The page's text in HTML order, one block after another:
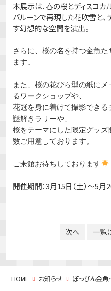
本展示は、春の桜とディスコカ
バルーンで再現した花吹雪と
す幻想的な空間を演出。
さらに、桜の名を持つ金魚
ます。
また、桜の花びら型の紙に
るワークショップや、
花冠を身に着けて撮影でき
謎解きラリーや、
桜をテーマにした限定グッ
数ご用意しております。
ご来館お待ちしております
開催期間：3月15日（土）〜5月
次へ 一覧
HOME お知らせ ぽっぴん金